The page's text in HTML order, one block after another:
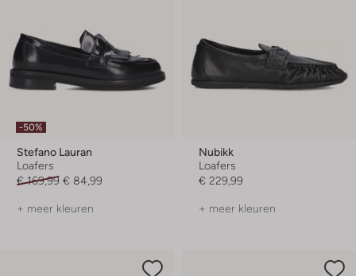
-50%
Stefano Lauran
Loafers
€ 169,99 € 84,99
+ meer kleuren
Nubikk
Loafers
€ 229,99
+ meer kleuren